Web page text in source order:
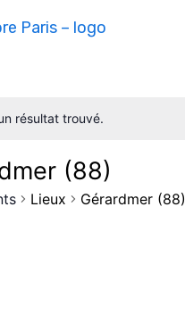
résultat trouvé.
(88)
Lieux Gérardmer (88)